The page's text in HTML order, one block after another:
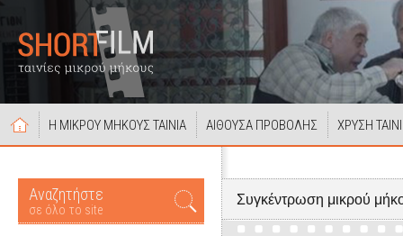
Η ΜΙΚΡΟΥ ΜΗΚΟΥΣ ΤΑΙΝΙΑ ΑΙΘΟΥΣΑ ΠΡΟΒΟΛΗΣ ΧΡΥΣΗ
Αναζητήστε
σε όλο το site
Συγκέντρωση μικρού